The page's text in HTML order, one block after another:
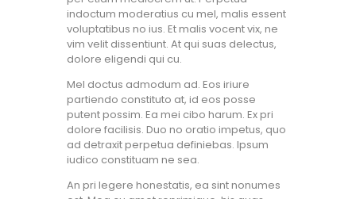
indoctum moderatius cu mel, malis essent
voluptatibus no ius. Et malis vocent vix, ne
vim velit dissentiunt. At qui suas delectus,
dolore eligendi qui cu.
Mel doctus admodum ad. Eos iriure
partiendo constituto at, id eos posse
putent possim. Ea mei cibo harum. Ex pri
dolore facilisis. Duo no oratio impetus, quo
ad detraxit perpetua definiebas. Ipsum
iudico constituam ne sea.
An pri legere honestatis, ea sint nonumes